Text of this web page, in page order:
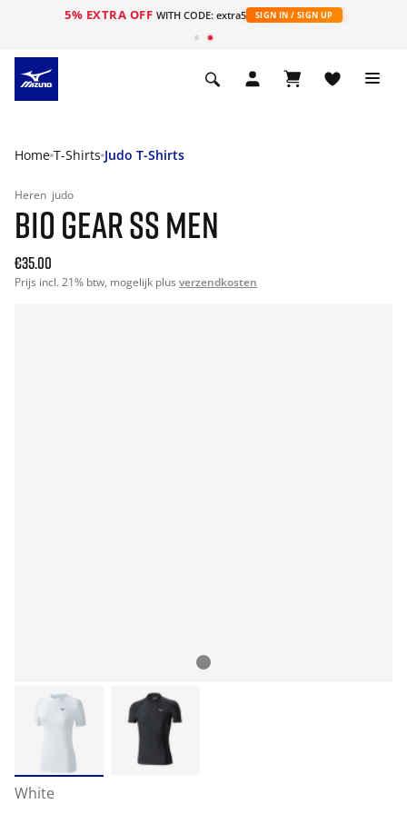
5% EXTRA OFF WITH CODE: extra5 SIGN IN / SIGN UP
Home T-Shirts Judo T-Shirts
Heren judo
BIO GEAR SS MEN
€35.00
Prijs incl. 21% btw, mogelijk plus verzendkosten
White